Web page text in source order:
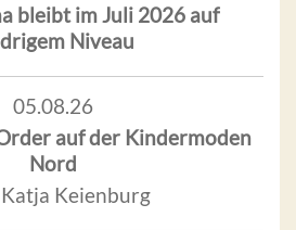
bleibt im Juli 2026 auf
Niveau
05.08.26
auf der Kindermoden
Nord
Keienburg